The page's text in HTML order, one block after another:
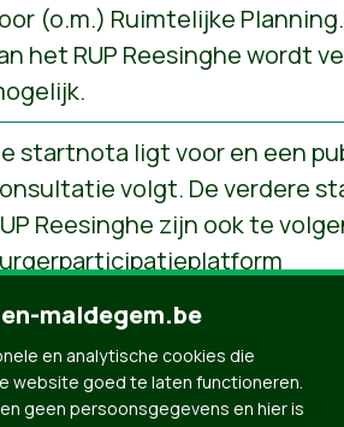
(o.m.) Ruimtelijke
het RUP Reesinghe wordt
startnota ligt voor en een
volgt. De verdere
Reesinghe zijn ook te
projects/rup-reesinghe
maldegem.be
en analytische cookies die
website goed te laten functioneren.
geen persoonsgegevens en hier is